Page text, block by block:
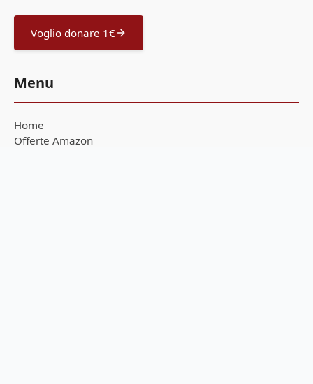
Voglio donare 1€
Menu
Home
Offerte Amazon